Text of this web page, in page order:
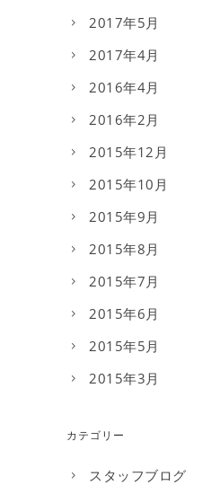
2017年5月
2017年4月
2016年4月
2016年2月
2015年12月
2015年10月
2015年9月
2015年8月
2015年7月
2015年6月
2015年5月
2015年3月
カテゴリー
スタッフブログ